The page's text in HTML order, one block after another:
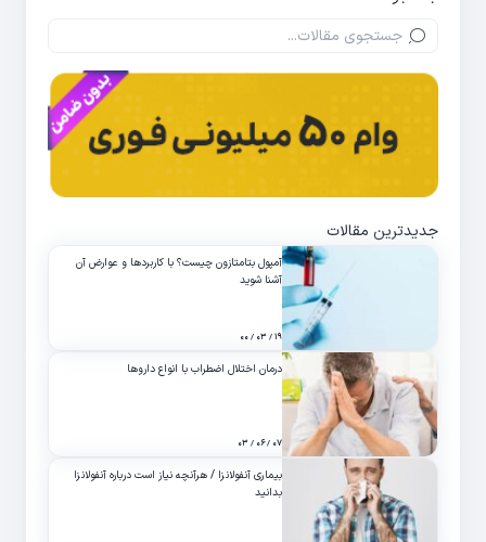
جدیدترین مقالات
آمپول بتامتازون چیست؟ با کاربردها و عوارض آن
آشنا شوید
۱۹ / ۰۳ / ۰۰
درمان اختلال اضطراب با انواع داروها
۰۷ / ۰۶ / ۰۳
بیماری آنفولانزا / هرآنچه نیاز است درباره آنفولانزا
بدانید